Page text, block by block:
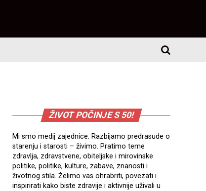
ŽIVOT POČINJE S 50!
Mi smo medij zajednice. Razbijamo predrasude o
starenju i starosti – živimo. Pratimo teme
zdravlja, zdravstvene, obiteljske i mirovinske
politike, politike, kulture, zabave, znanosti i
životnog stila. Želimo vas ohrabriti, povezati i
inspirirati kako biste zdravije i aktivnije uživali u